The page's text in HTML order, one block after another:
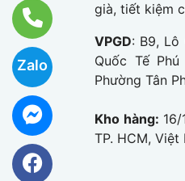
Zalo
già, tiết kiệm
VPGD: B9, Lô
Quốc Tế
Phường Tân
Kho hàng:
TP. HCM, Việt